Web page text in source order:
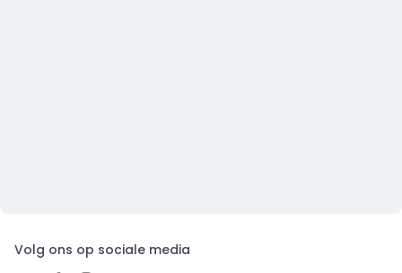
Volg ons op sociale media